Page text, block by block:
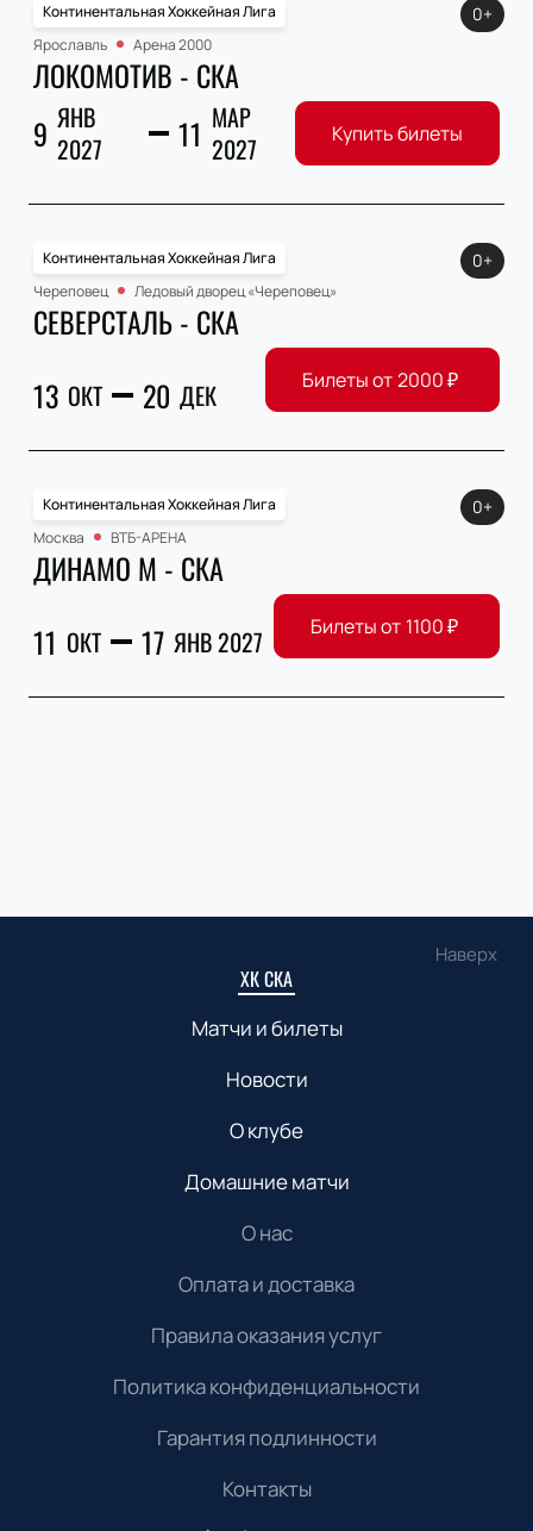
Континентальная Хоккейная Лига
Ярославль
Арена 2000
ЛОКОМОТИВ - СКА
9 ЯНВ
2027
11 МАР
2027
0+
Купить билеты
Континентальная Хоккейная Лига
Череповец
Ледовый дворец «Череповец»
СЕВЕРСТАЛЬ - СКА
13 ОКТ 20 ДЕК
0+
Билеты от2000₽
Континентальная Хоккейная Лига
Москва
ВТБ-АРЕНА
ДИНАМО М - СКА
11 ОКТ 17 ЯНВ 2027
0+
Билеты от 1100₽
Наверх
ХК СКА
Матчи и билеты
Новости
О клубе
Домашние матчи
О нас
Оплата и доставка
Правила оказания услуг
Политика конфиденциальности
Гарантия подлинности
Контакты